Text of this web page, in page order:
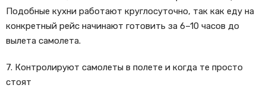
Подобные кухни работают круглосуточно, так как еду на
конкретный рейс начинают готовить за 6–10 часов до
вылета самолета.
7. Контролируют самолеты в полете и когда те просто
стоят